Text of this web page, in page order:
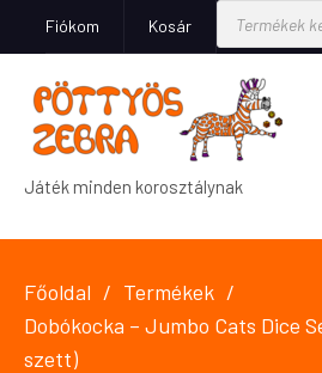
Fiókom Kosár
Játék minden korosztálynak
Főoldal
Termékek
Dobókocka – Jumbo Cats Dice
szett)